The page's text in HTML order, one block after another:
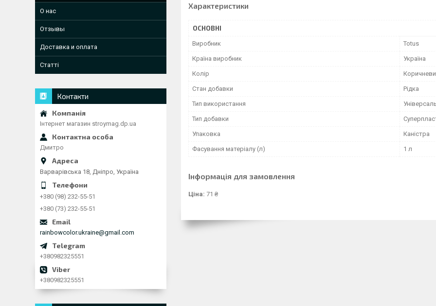
Характеристики
ОСНОВНІ
Виробник Totus
Країна виробник Україна
Колір
Стан добавки Рідка
Тип використання
Тип добавки
Упаковка Каністра
Фасування матеріалу (л) 1 л
Інформація для замовлення
Ціна: 71 ₴
О нас
Отзывы
Доставка и оплата
Статті
Контакти
Інтернет магазин stroymag.dp.ua
Дмитро
Варварівська 18, Дніпро, Україна
+380 (98) 232-55-51
+380 (73) 232-55-51
rainbowcolor.ukraine@gmail.com
+380982325551
+380982325551